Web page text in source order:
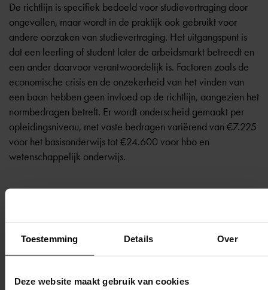
Toestemming Details Over
Deze website maakt gebruik van cookies
De richtlijn is specifiek bedoeld voor studievertraging door
ongevallen, maar wordt in de praktijk ook gebruikt voor
andere oorzaken van studievertraging. Het uitgangspunt is
dat een leerling of student later de arbeidsmarkt betreedt en
een ander daarvoor verantwoordelijk is. Factoren zoals de
economische crisis en de onzekerheid van het vinden van
een baan hebben geen invloed op de richtlijn, aangezien het
normbedragen betreft. Er wordt onderscheid gemaakt per
opleidingsniveau, met vaste bedragen variërend van €7.225
voor het basisonderwijs tot €24.600 voor hbo en
wetenschappelijk onderwijs.